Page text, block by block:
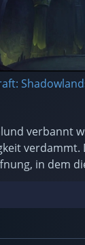
verbannt
verdammt.
in dem